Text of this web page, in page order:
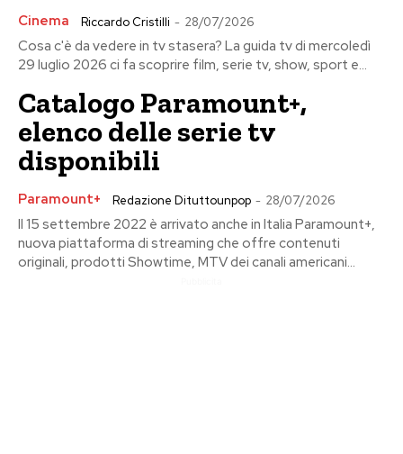
Cinema Riccardo Cristilli - 28/07/2026
Cosa c'è da vedere in tv stasera? La guida tv di mercoledì
29 luglio 2026 ci fa scoprire film, serie tv, show, sport e...
Catalogo Paramount+,
elenco delle serie tv
disponibili
Paramount+ Redazione Dituttounpop - 28/07/2026
Il 15 settembre 2022 è arrivato anche in Italia Paramount+,
nuova piattaforma di streaming che offre contenuti
originali, prodotti Showtime, MTV dei canali americani...